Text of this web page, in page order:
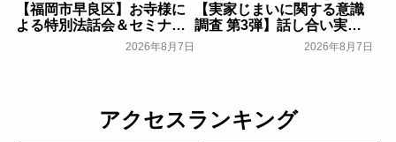
【福岡市早良区】お寺様に
よる特別法話会＆セミナー
特典「無料試食会」を8月
18日(月)にシティホール飯
2026年8月7日
【実家じまいに関する意識
調査 第3弾】話し合い実施
率は29.5％で前回から低
下。「大相続時代」でも家
2026年8月7日
アクセスランキング